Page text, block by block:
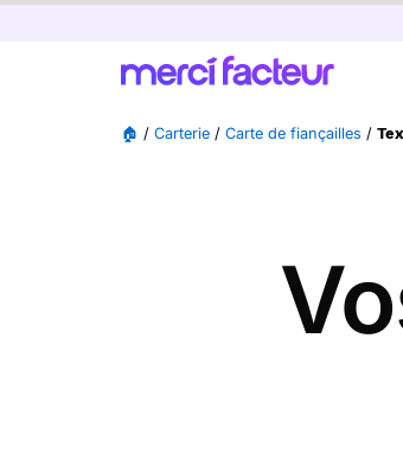
🏠 / Carterie / Carte de fiançailles /